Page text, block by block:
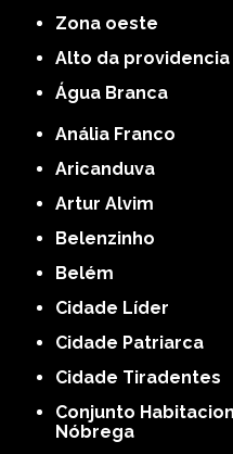
Zona oeste
alto da providencia
Água Branca
Anália Franco
Aricanduva
Artur Alvim
Belenzinho
Belém
Cidade Líder
Cidade Patriarca
Cidade Tiradentes
Conjunto Habitacional Padre Manoel da
Nóbrega